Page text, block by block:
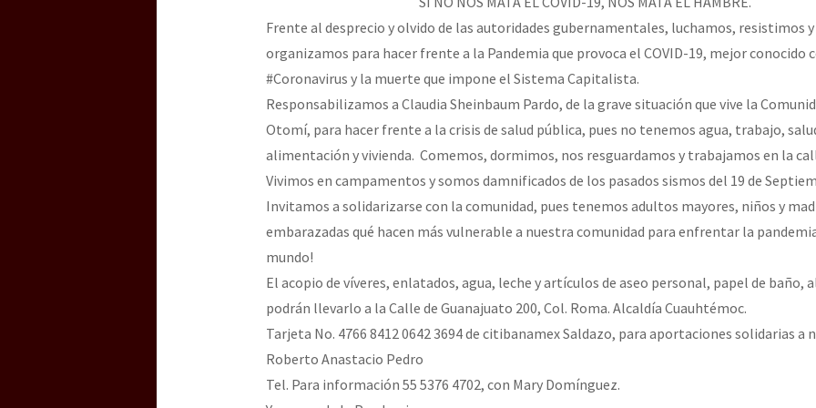
Dia 2 do Encontro “Guerra contra a Humanidad”
Dia 1: Encontro “Guerra contra a Humanidade”
[CDMX – 20 julio] Jornadas globales por la libertad de Jesús Plácido Galindo y el alto a la
“Sonhando a Terra do Bem Virá” se publica no Estado Espanhol
Se o México sabe, que o mundo saiba! Nossas lutas pela memória, a justiça e a dignidade
Frente al desprecio y olvido de las autoridades gubernamentales, luchamos, resistimos y
organizamos para hacer frente a la Pandemia que provoca el COVID-19, mejor conocido
#Coronavirus y la muerte que impone el Sistema Capitalista.
Responsabilizamos a Claudia Sheinbaum Pardo, de la grave situación que vive la
Otomí, para hacer frente a la crisis de salud pública, pues no tenemos agua, trabajo,
alimentación y vivienda. Comemos, dormimos, nos resguardamos y trabajamos en la
Vivimos en campamentos y somos damnificados de los pasados sismos del 19 de
Invitamos a solidarizarse con la comunidad, pues tenemos adultos mayores, niños y
embarazadas qué hacen más vulnerable a nuestra comunidad para enfrentar la
mundo!
El acopio de víveres, enlatados, agua, leche y artículos de aseo personal, papel de baño,
podrán llevarlo a la Calle de Guanajuato 200, Col. Roma. Alcaldía Cuauhtémoc.
Tarjeta No. 4766 8412 0642 3694 de citibanamex Saldazo, para aportaciones solidarias a
Roberto Anastacio Pedro
Tel. Para información 55 5376 4702, con Mary Domínguez.